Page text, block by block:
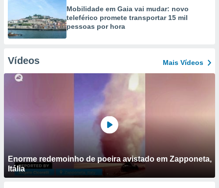
Mobilidade em Gaia vai mudar: novo
teleférico promete transportar 15 mil
pessoas por hora
Vídeos Mais Vídeos
Enorme redemoinho de poeira avistado em Zapponeta,
Itália